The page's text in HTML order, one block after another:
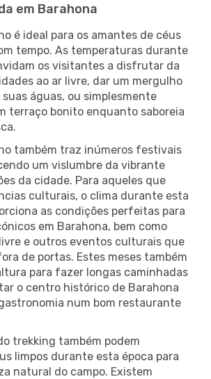
em Barahona
é ideal para os amantes de céus
tempo. As temperaturas durante
os visitantes a disfrutar da
ao ar livre, dar um mergulho
águas, ou simplesmente
terraço bonito enquanto saboreia
também traz inúmeros festivais
um vislumbre da vibrante
da cidade. Para aqueles que
culturais, o clima durante esta
as condições perfeitas para
em Barahona, bem como
e outros eventos culturais que
de portas. Estes meses também
para fazer longas caminhadas
o centro histórico de Barahona
num bom restaurante
trekking também podem
limpos durante esta época para
natural do campo. Existem